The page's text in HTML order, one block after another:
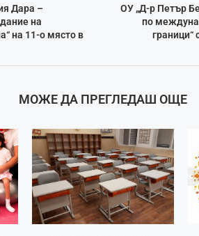
Дара –
на
на 11-о място в
ОУ „Д-р Петър
по
МОЖЕ ДА ПРЕГЛЕДАШ ОЩЕ